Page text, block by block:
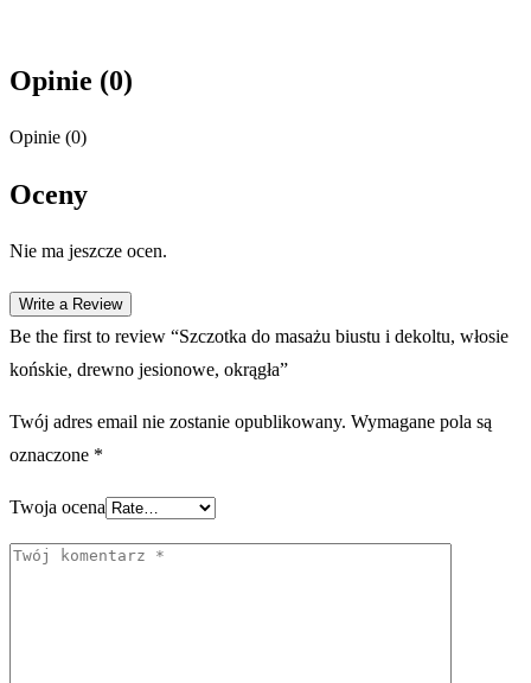
Opinie (0)
Opinie (0)
Oceny
Nie ma jeszcze ocen.
Write a Review
Be the first to review “Szczotka do masażu biustu i dekoltu, włosie
końskie, drewno jesionowe, okrągła”
Twój adres email nie zostanie opublikowany. Wymagane pola są
oznaczone *
Twoja ocena